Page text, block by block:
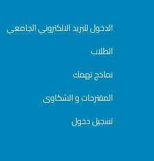
الدخول للبريد الالكتروني الجامعي
الطلاب
نماذج تهمك
المقترحات و الشكاوى
تسجيل دخول